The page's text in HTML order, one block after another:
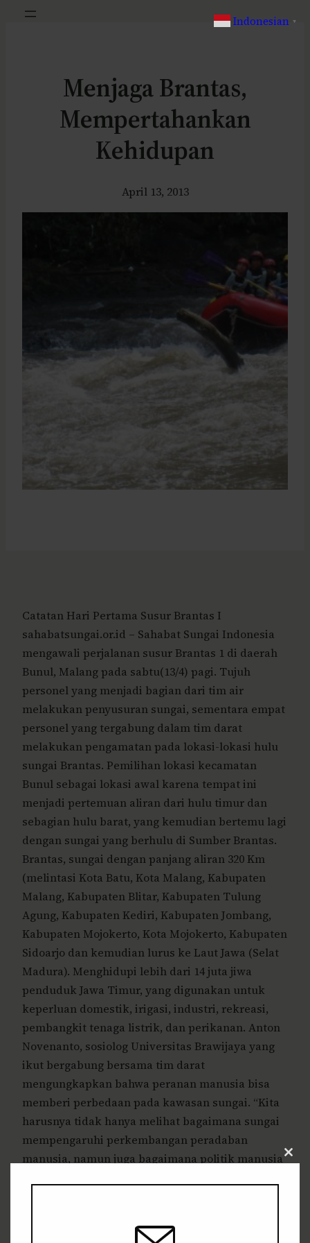
Menjaga Brantas,
Mempertahankan
Kehidupan
April 13, 2013
Catatan Hari Pertama Susur Brantas I
sahabatsungai.or.id – Sahabat Sungai Indonesia
mengawali perjalanan susur Brantas 1 di daerah
Bunul, Malang pada sabtu(13/4) pagi. Tujuh
personel yang menjadi bagian dari tim air
melakukan penyusuran sungai, sementara empat
personel yang tergabung dalam tim darat
melakukan pengamatan pada lokasi-lokasi hulu
sungai Brantas. Pemilihan lokasi kecamatan
Bunul sebagai lokasi awal karena tempat ini
menjadi pertemuan aliran dari hulu timur dan
sebagian hulu barat, yang kemudian bertemu lagi
dengan sungai yang berhulu di Sumber Brantas.
Brantas, sungai dengan panjang aliran 320 Km
(melintasi Kota Batu, Kota Malang, Kabupaten
Malang, Kabupaten Blitar, Kabupaten Tulung
Agung, Kabupaten Kediri, Kabupaten Jombang,
Kabupaten Mojokerto, Kota Mojokerto, Kabupaten
Sidoarjo dan kemudian lurus ke Laut Jawa (Selat
Madura). Menghidupi lebih dari 14 juta jiwa
penduduk Jawa Timur, yang digunakan untuk
keperluan domestik, irigasi, industri, rekreasi,
pembangkit tenaga listrik, dan perikanan. Anton
Novenanto, sosiolog Universitas Brawijaya yang
ikut bergabung bersama tim darat
mengungkapkan bahwa peranan manusia bisa
memberi perbedaan pada kawasan sungai. “Kita
harusnya tidak hanya melihat bagaimana sungai
mempengaruhi perkembangan peradaban
manusia, namun juga bagaimana politik manusia
kehidupan bersama. Merujuk pada data Badan
Indonesian ▼